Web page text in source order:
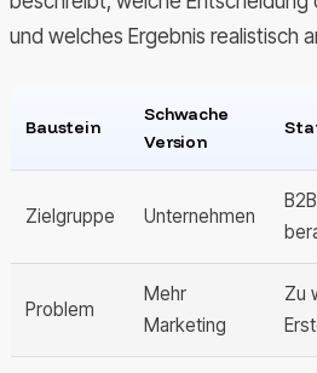
und welches Ergebnis realistisch
Baustein
Schwache
Version
Zielgruppe Unternehmen
Problem
Mehr
Marketing
Zu